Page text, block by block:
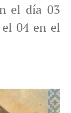
el día 03
04 en el